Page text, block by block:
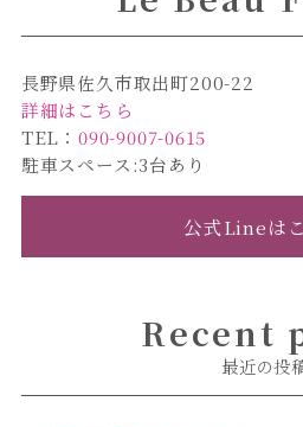
長野県佐久市取出町200-22
詳細はこちら
TEL：090-9007-0615
駐車スペース:3台あり
公式Lineは
Recent
最近の投